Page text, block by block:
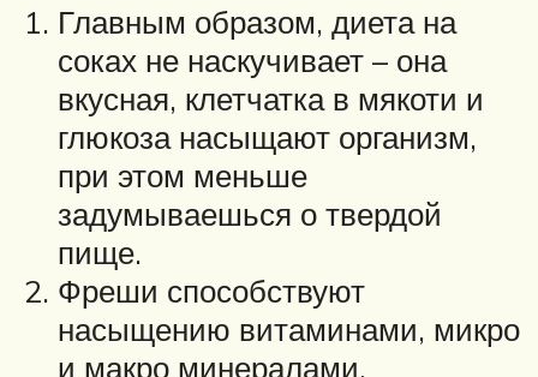
Главным образом, диета на
соках не наскучивает – она
вкусная, клетчатка в мякоти и
глюкоза насыщают организм,
при этом меньше
задумываешься о твердой
пище.
Фреши способствуют
насыщению витаминами, микро
и макро минералами.